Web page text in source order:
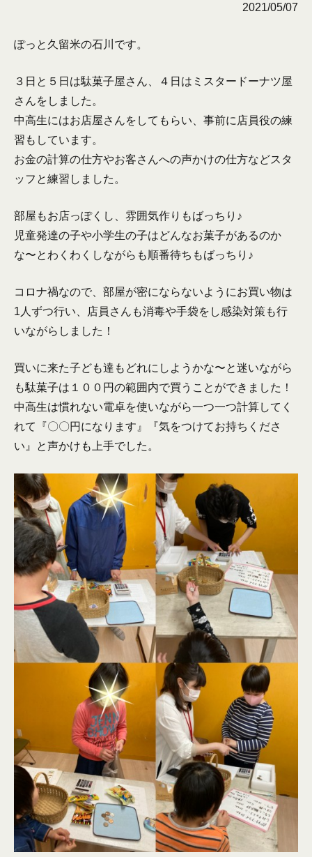
2021/05/07
ぽっと久留米の石川です。
３日と５日は駄菓子屋さん、４日はミスタードーナツ屋
さんをしました。
中高生にはお店屋さんをしてもらい、事前に店員役の練
習もしています。
お金の計算の仕方やお客さんへの声かけの仕方などスタ
ッフと練習しました。
部屋もお店っぽくし、雰囲気作りもばっちり♪
児童発達の子や小学生の子はどんなお菓子があるのか
な〜とわくわくしながらも順番待ちもばっちり♪
コロナ禍なので、部屋が密にならないようにお買い物は
1人ずつ行い、店員さんも消毒や手袋をし感染対策も行
いながらしました！
買いに来た子ども達もどれにしようかな〜と迷いながら
も駄菓子は１００円の範囲内で買うことができました！
中高生は慣れない電卓を使いながら一つ一つ計算してく
れて『〇〇円になります』『気をつけてお持ちくださ
い』と声かけも上手でした。